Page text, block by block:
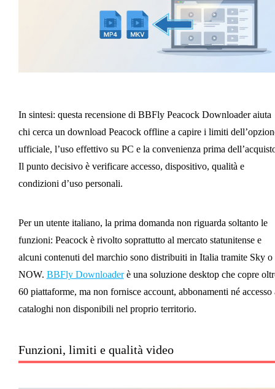
In sintesi: questa recensione di BBFly Peacock Downloader aiuta
chi cerca un download Peacock offline a capire i limiti
ufficiale, l’uso effettivo su PC e la convenienza prima
Il punto decisivo è verificare accesso, dispositivo, qualità e
condizioni d’uso personali.
Per un utente italiano, la prima domanda non riguarda soltanto le
funzioni: Peacock è rivolto soprattutto al mercato statunitense e
alcuni contenuti del marchio sono distribuiti in Italia tramite Sky o
NOW. BBFly Downloaderè una soluzione desktop che copre
60 piattaforme, ma non fornisce account, abbonamenti né accesso
cataloghi non disponibili nel proprio territorio.
Funzioni, limiti e qualità video